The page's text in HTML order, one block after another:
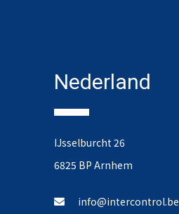
Nederland
IJsselburcht 26
6825 BP Arnhem
info@intercontrol.be